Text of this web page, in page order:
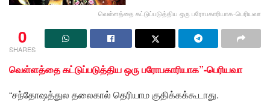
வெள்ளத்தை கட்டுப்படுத்திய ஒரு பரோபகாரியாக-பெரியவா
0
SHARES
வெள்ளத்தை கட்டுப்படுத்திய ஒரு பரோபகாரியாக”-பெரியவா
“சந்தோஷத்துல தலைகால் தெரியாம குதிக்கக்கூடாது.